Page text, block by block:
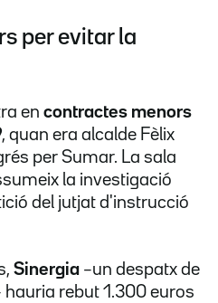
per evitar la
en contractes menors
, quan era alcalde Fèlix
per Sumar. La sala
la investigació
del jutjat d'instrucció
Sinergia –un despatx de
rebut 1.300 euros